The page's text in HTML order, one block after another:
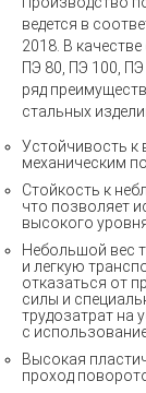
ведется в
2018. В
ПЭ 80, ПЭ 100,
ряд
стальных
Устойчивость к
механическим
Стойкость к
что позволяет
высокого
Небольшой вес
и легкую
отказаться от
силы и
трудозатрат на
с
Высокая
проход